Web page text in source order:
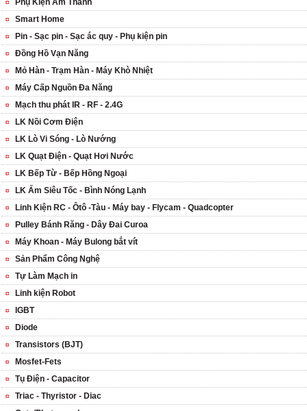
Smart Home
Pin - Sạc pin - Sạc ác quy - Phụ kiện pin
Đồng Hồ Vạn Năng
Mỏ Hàn - Trạm Hàn - Máy Khò Nhiệt
Máy Cấp Nguồn Đa Năng
Mạch thu phát IR - RF - 2.4G
LK Nồi Cơm Điện
LK Lò Vi Sóng - Lò Nướng
LK Quạt Điện - Quạt Hơi Nước
LK Bếp Từ - Bếp Hồng Ngoại
LK Ấm Siêu Tốc - Bình Nóng Lạnh
Linh Kiện RC - Ôtô -Tàu - Máy bay - Flycam - Quadcopter
Pulley Bánh Răng - Dây Đai Curoa
Máy Khoan - Máy Bulong bắt vít
Sản Phẩm Công Nghệ
Tự Làm Mạch in
Linh kiện Robot
IGBT
Diode
Transistors (BJT)
Mosfet-Fets
Tụ Điện - Capacitor
Triac - Thyristor - Diac